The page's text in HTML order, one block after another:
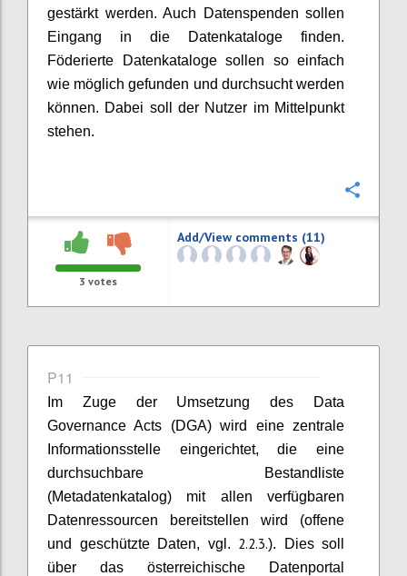
gestärkt werden. Auch Datenspenden sollen
Eingang in die Datenkataloge finden.
Föderierte Datenkataloge sollen so einfach
wie möglich gefunden und durchsucht werden
können. Dabei soll der Nutzer im Mittelpunkt
stehen.
3 votes
Add/View comments (11)
P11
Im Zuge der Umsetzung des Data
Governance Acts (DGA) wird eine zentrale
Informationsstelle eingerichtet, die eine
durchsuchbare Bestandliste
(Metadatenkatalog) mit allen verfügbaren
Datenressourcen bereitstellen wird (offene
und geschützte Daten, vgl. 2.2.3.). Dies soll
über das österreichische Datenportal